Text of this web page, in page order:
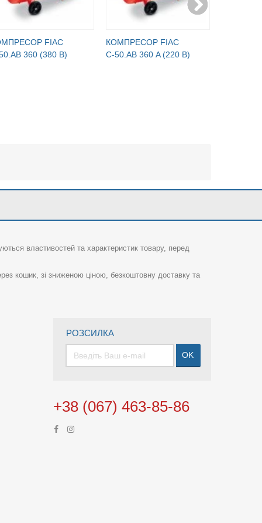
FIAC
360 (380 В)
КОМПРЕСОР FIAC
С-50.АВ 360 A (220 В)
властивостей та характеристик товару, перед
кошик, зі зниженою ціною, безкоштовну доставку та
РОЗСИЛКА
OK
+38 (067) 463-85-86